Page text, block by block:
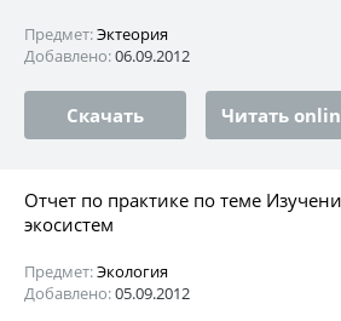
Предмет:Эктеория
Добавлено:06.09.2012
Скачать Читать
Отчет по практике по теме
экосистем
Предмет:Экология
Добавлено:05.09.2012